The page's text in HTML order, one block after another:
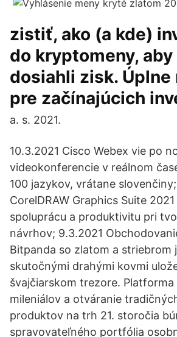
zistiť, ako (a kde)
do kryptomeny, aby
dosiahli zisk. Úplne
pre začínajúcich
a. s. 2021.
10.3.2021 Cisco Webex vie po
videokonferencie v reálnom
100 jazykov, vrátane
CorelDRAW Graphics Suite
spoluprácu a produktivitu pri
návrhov; 9.3.2021
Bitpanda so zlatom a striebrom
skutočnými drahými kovmi
švajčiarskom trezore. Platforma
mileniálov a otváranie
produktov na trh 21. storočia
spravovateľného portfólia